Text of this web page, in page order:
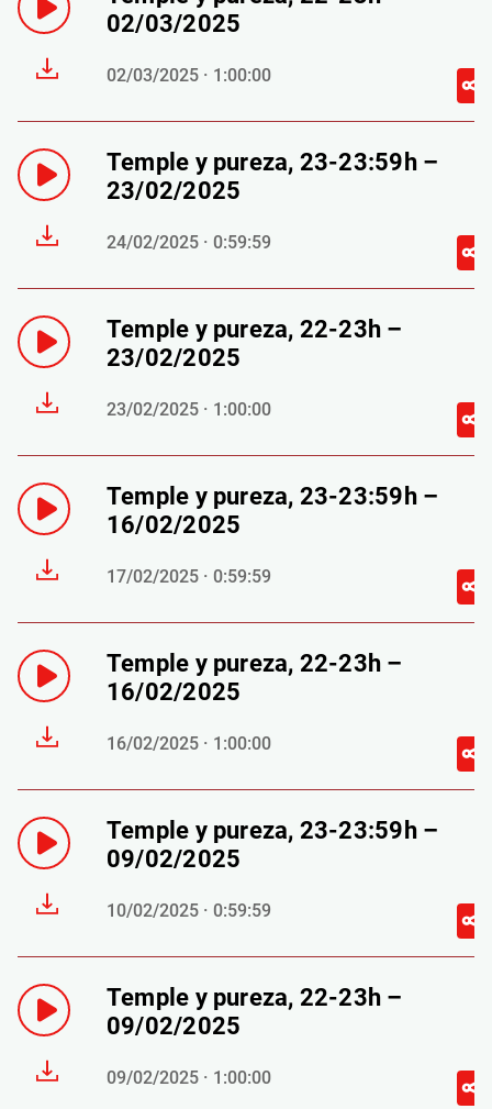
02/03/2025
02/03/2025 · 1:00:00
Temple y pureza, 23-23:59h –
23/02/2025
24/02/2025 · 0:59:59
Temple y pureza, 22-23h –
23/02/2025
23/02/2025 · 1:00:00
Temple y pureza, 23-23:59h –
16/02/2025
17/02/2025 · 0:59:59
Temple y pureza, 22-23h –
16/02/2025
16/02/2025 · 1:00:00
Temple y pureza, 23-23:59h –
09/02/2025
10/02/2025 · 0:59:59
Temple y pureza, 22-23h –
09/02/2025
09/02/2025 · 1:00:00